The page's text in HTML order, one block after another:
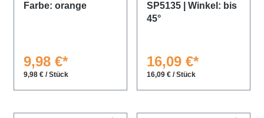
Farbe: orange
9,98 €*
9,98 € / Stück
SP5135 | Winkel: bis
45°
16,09 €*
16,09 € / Stück